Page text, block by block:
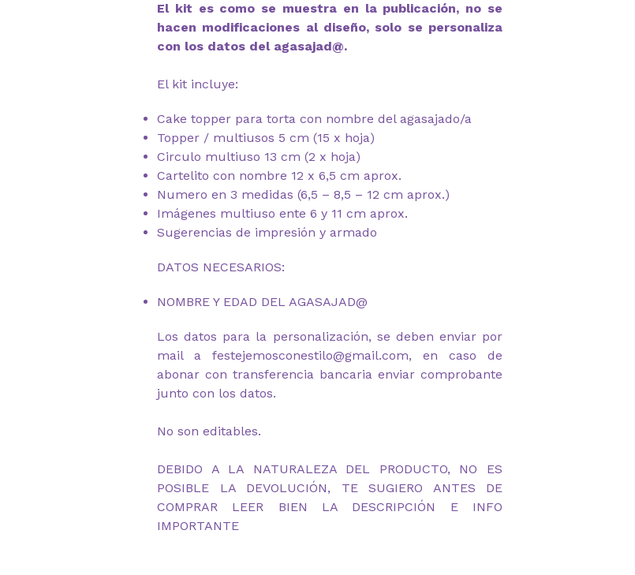
El kit es como se muestra en la publicación, no se
hacen modificaciones al diseño, solo se personaliza
con los datos del agasajad@.
El kit incluye:
Cake topper para torta con nombre del agasajado/a
Topper / multiusos 5 cm (15 x hoja)
Circulo multiuso 13 cm (2 x hoja)
Cartelito con nombre 12 x 6,5 cm aprox.
Numero en 3 medidas (6,5 – 8,5 – 12 cm aprox.)
Imágenes multiuso ente 6 y 11 cm aprox.
Sugerencias de impresión y armado
DATOS NECESARIOS:
NOMBRE Y EDAD DEL AGASAJAD@
Los datos para la personalización, se deben enviar por
mail a festejemosconestilo@gmail.com, en caso de
abonar con transferencia bancaria enviar comprobante
junto con los datos.
No son editables.
DEBIDO A LA NATURALEZA DEL PRODUCTO, NO ES
POSIBLE LA DEVOLUCIÓN, TE SUGIERO ANTES DE
COMPRAR LEER BIEN LA DESCRIPCIÓN E INFO
IMPORTANTE